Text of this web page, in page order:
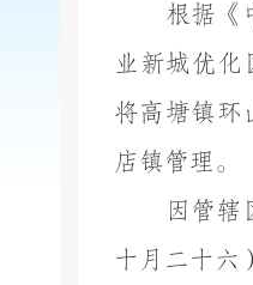
根据《
业新城优
将高塘镇环
店镇管理。
因管辖
十月二十六）